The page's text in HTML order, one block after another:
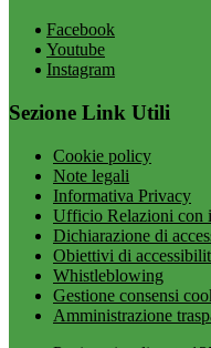
Facebook
Youtube
Instagram
Sezione Link Utili
Cookie policy
Note legali
Informativa Privacy
Ufficio Relazioni con
Dichiarazione di
Obiettivi di
Whistleblowing
Gestione consensi
Amministrazione